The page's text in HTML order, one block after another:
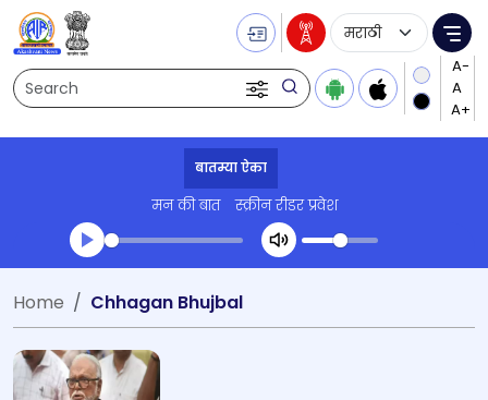
Search
Language
बातम्या ऐका
मन की बात स्क्रीन रीडर प्रवेश
Transcript summary
Home Chhagan Bhujbal